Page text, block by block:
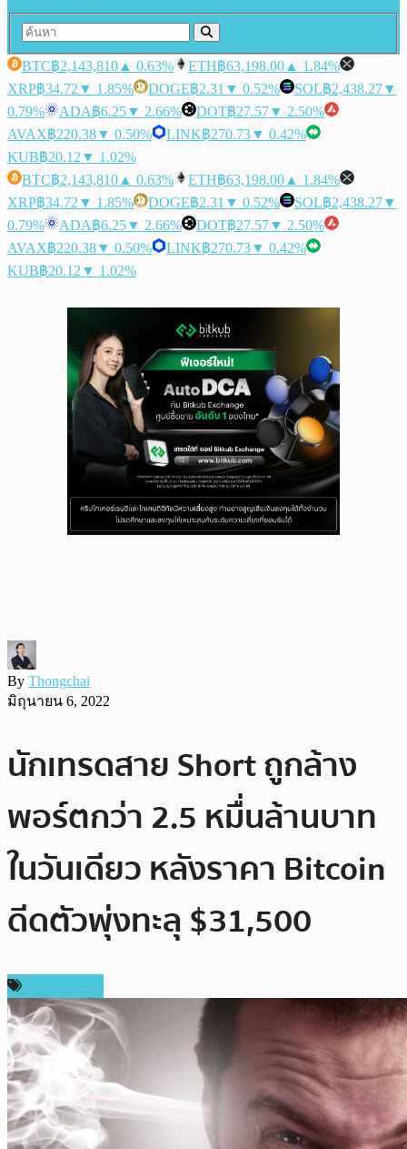
BTC฿2,143,810 ▲ 0.63% ETH฿63,198.00 ▲ 1.84%
XRP฿34.72 ▼ 1.85% DOGE฿2.31 ▼ 0.52% SOL฿2,438.27▼
0.79%
ADA฿6.25▼ 2.66% DOT฿27.57▼ 2.50%
AVAX฿220.38▼ 0.50% LINK฿270.73▼ 0.42%
KUB฿20.12 ▼ 1.02%
BTC฿2,143,810 ▲ 0.63% ETH฿63,198.00 ▲ 1.84%
XRP฿34.72 ▼ 1.85% DOGE฿2.31 ▼ 0.52% SOL฿2,438.27▼
0.79%
ADA฿6.25▼ 2.66% DOT฿27.57▼ 2.50%
AVAX฿220.38▼ 0.50% LINK฿270.73▼ 0.42%
KUB฿20.12 ▼ 1.02%
By Thongchai
มิถุนายน 6, 2022
นักเทรดสาย Short ถูกล้าง
พอร์ตกว่า 2.5 หมื่นล้านบาท
ในวันเดียว หลังราคา Bitcoin
ดีดตัวพุ่งทะลุ $31,500